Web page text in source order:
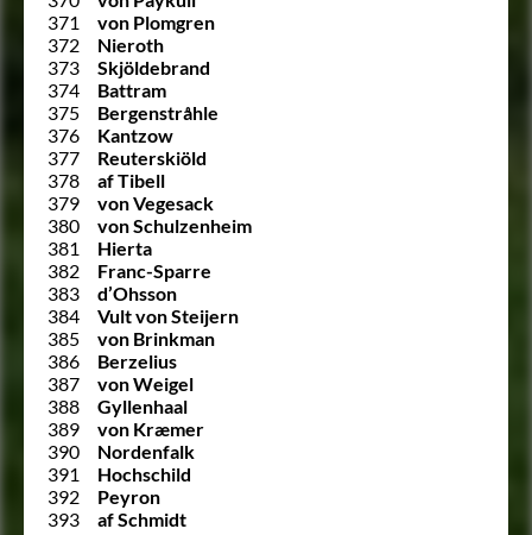
371
von Plomgren
372
Nieroth
373
Skjöldebrand
374
Battram
375
Bergenstråhle
376
Kantzow
377
Reuterskiöld
378
af Tibell
379
von Vegesack
380
von Schulzenheim
381
Hierta
382
Franc-Sparre
383
d’Ohsson
384
Vult von Steijern
385
von Brinkman
386
Berzelius
387
von Weigel
388
Gyllenhaal
389
von Kræmer
390
Nordenfalk
391
Hochschild
392
Peyron
393
af Schmidt